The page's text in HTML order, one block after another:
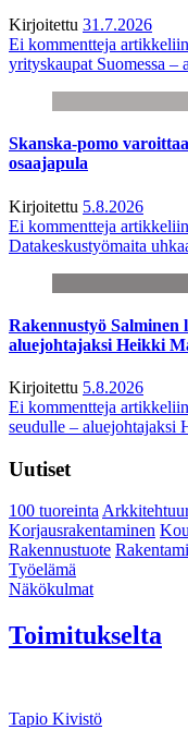
Kirjoitettu 31.7.2026
Ei kommentteja
yrityskaupat Suomessa –
Skanska-pomo
osaajapula
Kirjoitettu 5.8.2026
Ei kommentteja
Datakeskustyömaita
Rakennustyö Salminen
aluejohtajaksi Heikki
Kirjoitettu 5.8.2026
Ei kommentteja
seudulle – aluejohtajaksi
Uutiset
100 tuoreinta
Korjausrakentaminen
Rakennustuote
Työelämä
Näkökulmat
Toimitukselta
Tapio Kivistö